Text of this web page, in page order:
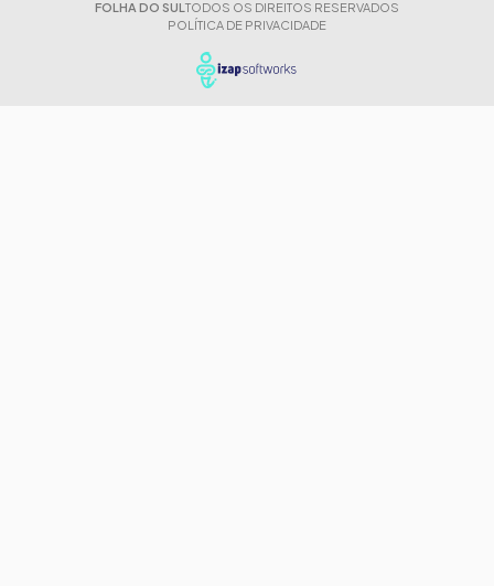
FOLHA DO SUL TODOS OS DIREITOS RESERVADOS
POLÍTICA DE PRIVACIDADE